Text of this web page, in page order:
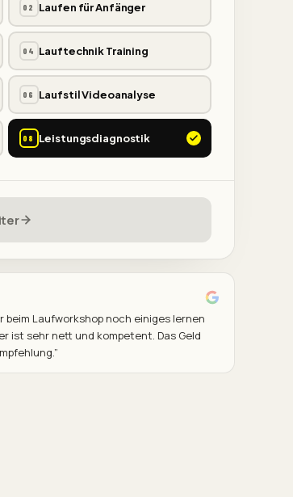
02 Laufen für Anfänger
04 Lauftechnik Training
06 Laufstil Videoanalyse
08 Leistungsdiagnostik
Laufworkshop noch einiges lernen
ist sehr nett und kompetent. Das Geld
”